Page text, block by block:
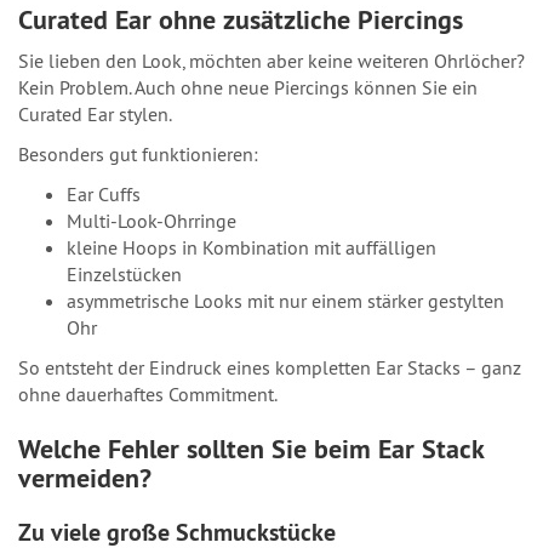
Curated Ear ohne zusätzliche Piercings
Sie lieben den Look, möchten aber keine weiteren Ohrlöcher?
Kein Problem. Auch ohne neue Piercings können Sie ein
Curated Ear stylen.
Besonders gut funktionieren:
Ear Cuffs
Multi-Look-Ohrringe
kleine Hoops in Kombination mit auffälligen
Einzelstücken
asymmetrische Looks mit nur einem stärker gestylten
Ohr
So entsteht der Eindruck eines kompletten Ear Stacks – ganz
ohne dauerhaftes Commitment.
Welche Fehler sollten Sie beim Ear Stack
vermeiden?
Zu viele große Schmuckstücke